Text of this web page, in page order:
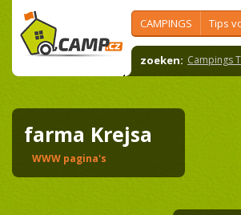
CAMPINGS Tips
zoeken: Campings
farma Krejsa
WWW pagina's